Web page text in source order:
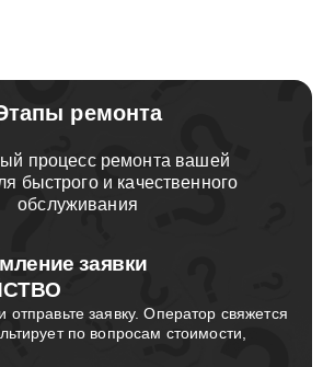
ремонта
процесс ремонта вашей
быстрого и качественного
обслуживания
заявки
отправьте заявку. Оператор свяжется
по вопросам стоимости,